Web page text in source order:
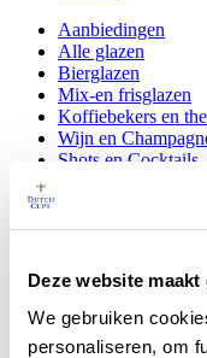
Deze website
We gebruiken
personaliseren, om
Aanbiedingen
Alle glazen
Bierglazen
Mix-en frisglazen
Koffiebekers en
Wijn en
Shots en Cocktails
Products search